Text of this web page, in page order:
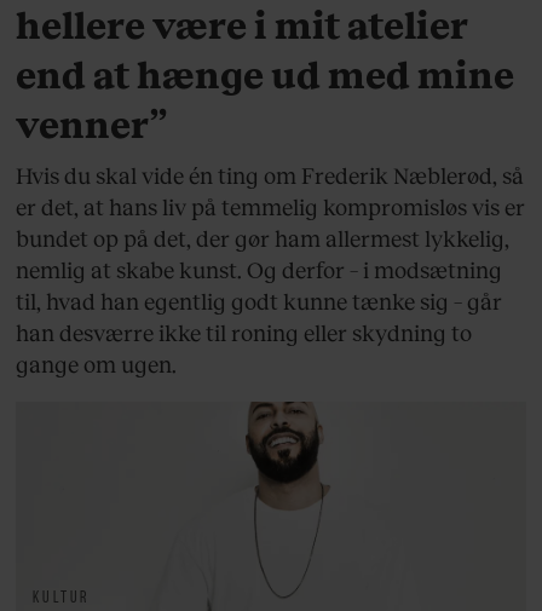
hellere være i mit atelier
end at hænge ud med mine
venner”
Hvis du skal vide én ting om Frederik Næblerød, så
er det, at hans liv på temmelig kompromisløs vis er
bundet op på det, der gør ham allermest lykkelig,
nemlig at skabe kunst. Og derfor – i modsætning
til, hvad han egentlig godt kunne tænke sig – går
han desværre ikke til roning eller skydning to
gange om ugen.
KULTUR